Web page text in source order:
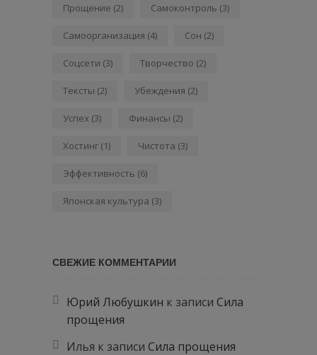
Прощение (2) Самоконтроль (3)
Самоорганизация (4) Сон (2)
Соцсети (3) Творчество (2)
Тексты (2) Убеждения (2)
Успех (3) Финансы (2)
Хостинг (1) Чистота (3)
Эффективность (6)
Японская культура (3)
СВЕЖИЕ КОММЕНТАРИИ
Юрий Любушкин к записи Сила
прощения
Илья к записи Сила прощения